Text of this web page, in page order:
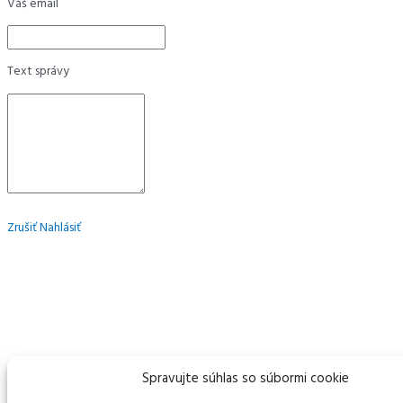
Spravujte súhlas so súbormi cookie
Váš email
Text správy
ZrušiťNahlásiť